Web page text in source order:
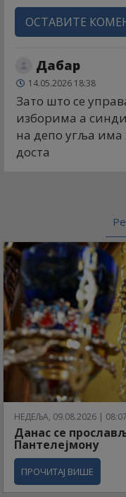
ОСТАВИТЕ
Дабар
14.05.2026 18:38
Зато што се
изборима а
на депо угља има
доста
НЕДЕЉА, 09.08.2026 | 08:07
Данас се
Пантелејмону
ПРОЧИТАЈ ВИШЕ